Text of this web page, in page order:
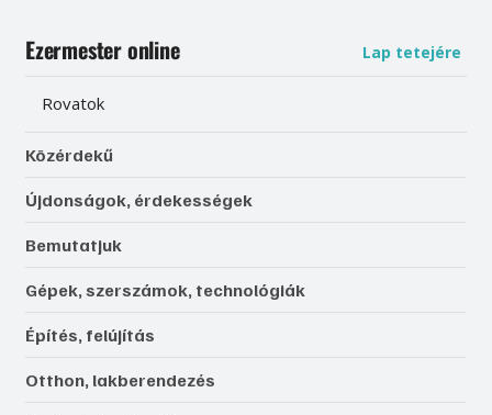
Ezermester online Lap tetejére
Rovatok
Közérdekű
Újdonságok, érdekességek
Bemutatjuk
Gépek, szerszámok, technológiák
Építés, felújítás
Otthon, lakberendezés